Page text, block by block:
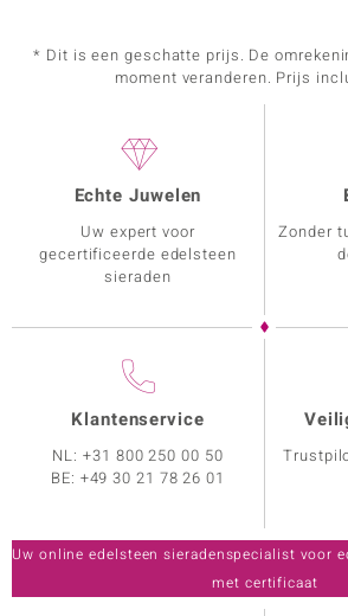
* Dit is een geschatte prijs. De
moment veranderen. Prijs
Echte Juwelen
Uw expert voor
gecertificeerde edelsteen
sieraden
Zonder
Klantenservice
NL:+31 800 250 00 50
BE: +49 30 21 78 26 01
Uw online edelsteen sieradenspecialist voor
met certificaat